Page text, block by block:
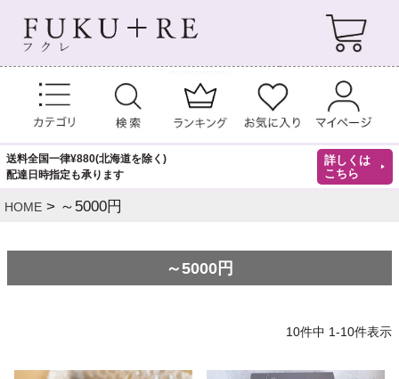
送料全国一律¥880(北海道を除く)
配達日時指定も承ります
詳しくは
こちら
HOME ～5000円
～5000円
10件中 1-10件表示